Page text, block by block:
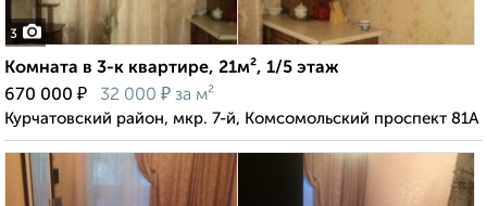
3
Комната в 3-к квартире, 21м², 1/5 этаж
670 000 ₽ 32 000 ₽ за м²
Курчатовский район, мкр. 7-й, Комсомольский проспект 81А